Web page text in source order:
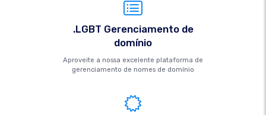
.LGBT Gerenciamento de
domínio
Aproveite a nossa excelente plataforma de
gerenciamento de nomes de domínio